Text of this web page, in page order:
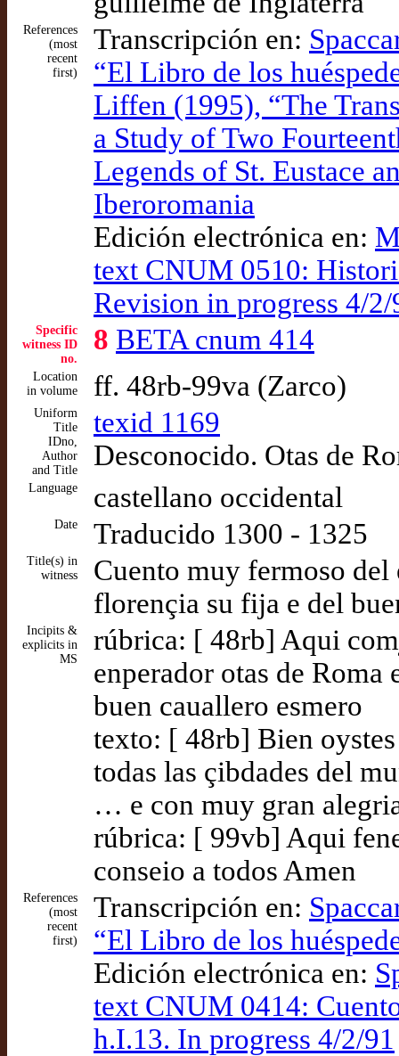
References
(most
recent
first)
Transcripción en:
“El Libro de los
Liffen (1995), “The
a Study of Two
Legends of St. Eustace
Iberoromania
Edición electrónica en:
text CNUM 0510:
Revision in progress 4/2/
Specific
witness ID
no.
8 BETA cnum 414
Location
in volume
ff. 48rb-99va (Zarco)
Uniform
Title
IDno,
Author
and Title
texid 1169
Desconocido. Otas de
Language castellano occidental
Date Traducido 1300 - 1325
Title(s) in
witness
Cuento muy fermoso del
florençia su fija e del
Incipits &
explicits in
MS
rúbrica: [ 48rb] Aqui
enperador otas de
buen cauallero esmero
texto: [ 48rb] Bien
todas las çibdades del
… e con muy gran
rúbrica: [ 99vb] Aqui
conseio a todos Amen
References
(most
recent
first)
Transcripción en:
“El Libro de los
Edición electrónica en:
text CNUM 0414:
h.I.13. In progress 4/2/91